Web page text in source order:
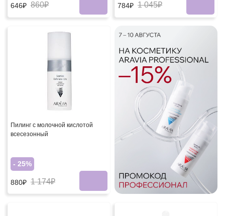
646₽ 860₽ 784₽ 1 045₽
Пилинг с молочной кислотой
всесезонный
- 25%
880₽ 1 174₽